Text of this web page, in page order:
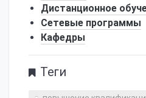
Дистанционное
Сетевые программы
Кафедры
Теги